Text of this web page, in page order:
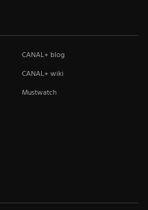
CANAL+ blog
CANAL+ wiki
Mustwatch